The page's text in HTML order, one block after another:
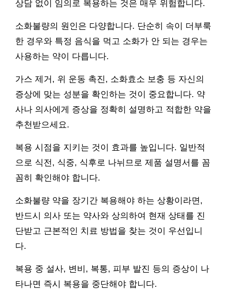
상담 없이 임의로 복용하는 것은 매우 위험합니다.
소화불량의 원인은 다양합니다. 단순히 속이 더부룩
한 경우와 특정 음식을 먹고 소화가 안 되는 경우는
사용하는 약이 다릅니다.
가스 제거, 위 운동 촉진, 소화효소 보충 등 자신의
증상에 맞는 성분을 확인하는 것이 중요합니다. 약
사나 의사에게 증상을 정확히 설명하고 적합한 약을
추천받으세요.
복용 시점을 지키는 것이 효과를 높입니다. 일반적
으로 식전, 식중, 식후로 나뉘므로 제품 설명서를 꼼
꼼히 확인해야 합니다.
소화불량 약을 장기간 복용해야 하는 상황이라면,
반드시 의사 또는 약사와 상의하여 현재 상태를 진
단받고 근본적인 치료 방법을 찾는 것이 우선입니
다.
복용 중 설사, 변비, 복통, 피부 발진 등의 증상이 나
타나면 즉시 복용을 중단해야 합니다.